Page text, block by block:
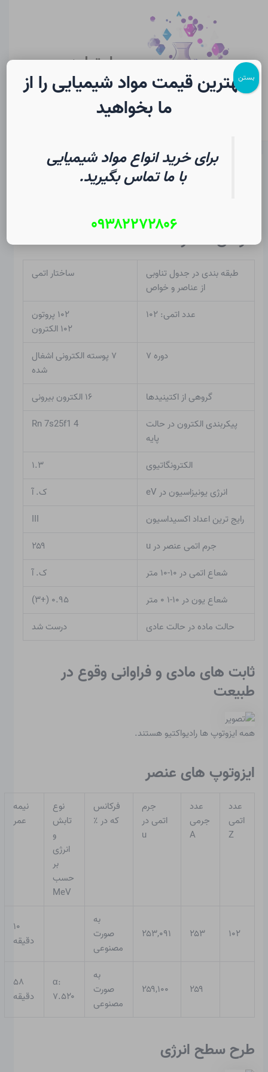
سایت لرن
شیمی
نوبلیوم در شیمی
خواص عنصر
طبقه بندی در جدول تناوبی
از عناصر و خواص
ساختار اتمی
عدد اتمی: ۱۰۲
۱۰۲ پروتون
۱۰۲ الکترون
دوره ۷
۷ پوسته الکترونی اشغال
شده
گروهی از اکتینیدها
۱۶ الکترون بیرونی
پیکربندی الکترون در حالت
پایه
Rn 7s25f1 4
الکترونگاتیوی
۱.۳
انرژی یونیزاسیون در eV
ک. آ
رایج ترین اعداد اکسیداسیون
III
جرم اتمی عنصر در u
۲۵۹
شعاع اتمی در ۱۰-۱۰ متر
ک. آ
شعاع یون در ۱۰-۱ ۰ متر
۰.۹۵ (+۳)
حالت ماده در حالت عادی
درست شد
ثابت های مادی و فراوانی وقوع در
طبیعت
همه ایزوتوپ ها رادیواکتیو هستند.
ایزوتوپ های عنصر
عدد
اتمی
Z
عدد
جرمی
A
جرم
اتمی در
u
فرکانس
که در ٪
نوع
تابش
و
انرژی
بر
حسب
MeV
نیمه
عمر
۱۰۲ ۲۵۳ ۲۵۳,۰۹۱
به
صورت
مصنوعی
۱۰
دقیقه
۲۵۹ ۲۵۹,۱۰۰
به
صورت
مصنوعی
α:
۷.۵۲۰
۵۸
دقیقه
طرح سطح انرژی
بهترین قیمت مواد شیمیایی را از
ما بخواهید
برای خرید انواع مواد شیمیایی
با ما تماس بگیرید.
۰۹۳۸۲۲۷۲۸۰۶
بستن